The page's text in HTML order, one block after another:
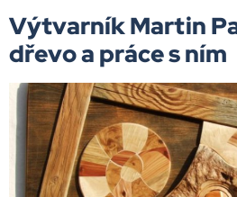
Výtvarník Martin
dřevo a práce s ním